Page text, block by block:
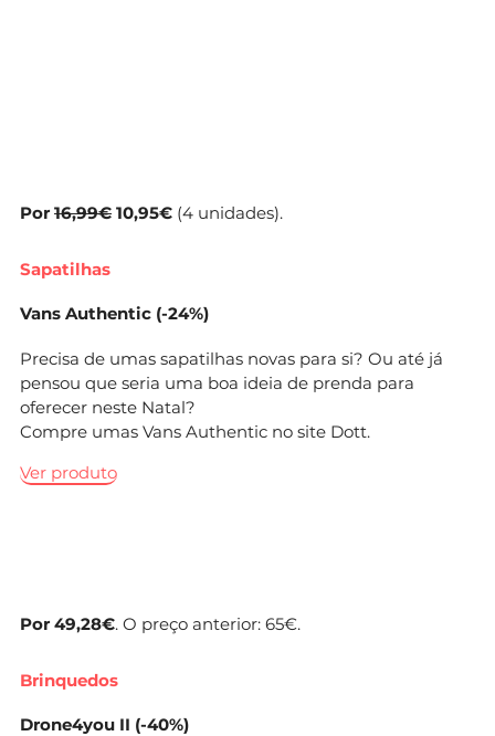
Por 16,99€ 10,95€ (4 unidades).
Sapatilhas
Vans Authentic (-24%)
Precisa de umas sapatilhas novas para si? Ou até já
pensou que seria uma boa ideia de prenda para
oferecer neste Natal?
Compre umas Vans Authentic no site Dott.
Ver produto
Por 49,28€. O preço anterior: 65€.
Brinquedos
Drone4you II (-40%)